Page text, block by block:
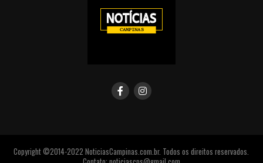
Copyright ©2014-2022 NoticiasCampinas.com.br. Todos os direitos reservados.